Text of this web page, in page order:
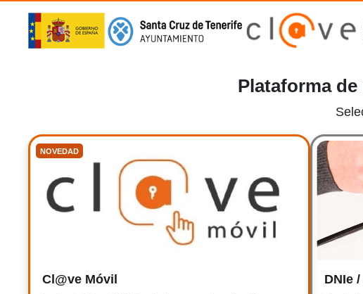
Plataforma
NOVEDAD
Cl@ve Móvil DNIe